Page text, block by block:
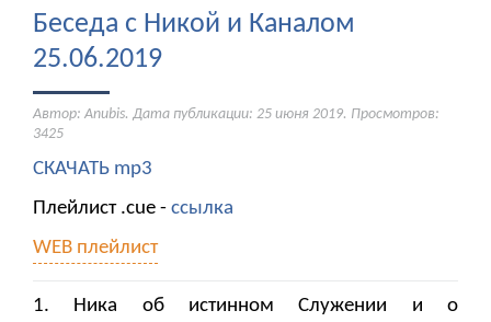
Беседа с Никой и Каналом
25.06.2019
Автор: Anubis. Дата публикации: 25 июня 2019. Просмотров:
3425
СКАЧАТЬ mp3
Плейлист .cue - ссылка
WEB плейлист
1. Ника об истинном Служении и о